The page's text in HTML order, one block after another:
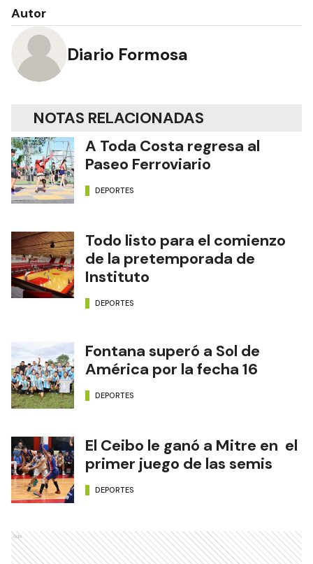
Autor
Diario Formosa
NOTAS RELACIONADAS
A Toda Costa regresa al
Paseo Ferroviario
DEPORTES
Todo listo para el comienzo
de la pretemporada de
Instituto
DEPORTES
Fontana superó a Sol de
América por la fecha 16
DEPORTES
El Ceibo le ganó a Mitre en el
primer juego de las semis
DEPORTES
Ads